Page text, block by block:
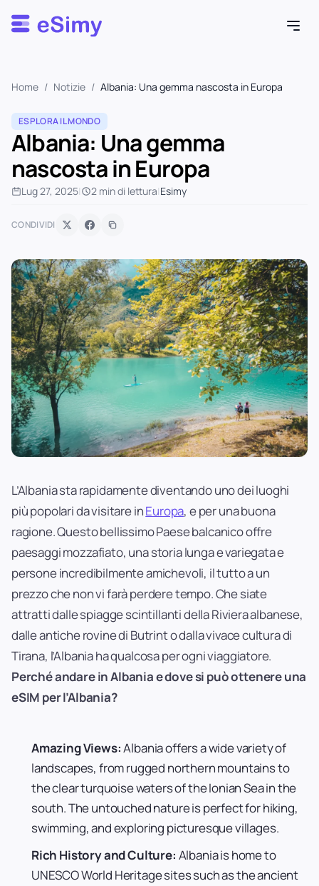
Esimy
Home / Notizie / Albania: Una gemma nascosta in Europa
ESPLORA IL MONDO
Albania: Una gemma
nascosta in Europa
Lug 27, 2025| 2 min di lettura|Esimy
CONDIVIDI
L’Albania sta rapidamente diventando uno dei luoghi
più popolari da visitare inEuropa, e per una buona
ragione. Questo bellissimo Paese balcanico offre
paesaggi mozzafiato, una storia lunga e variegata e
persone incredibilmente amichevoli, il tutto a un
prezzo che non vi farà perdere tempo. Che siate
attratti dalle spiagge scintillanti della Riviera albanese,
dalle antiche rovine di Butrint o dalla vivace cultura di
Tirana, l’Albania ha qualcosa per ogni viaggiatore.
Perché andare in Albania e dove si può ottenere una
eSIM per l’Albania?
Amazing Views:Albania offers a wide variety of
landscapes, from rugged northern mountains to
the clear turquoise waters of the Ionian Sea in the
south. The untouched nature is perfect for hiking,
swimming, and exploring picturesque villages.
Rich History and Culture: Albania is home to
UNESCO World Heritage sites such as the ancient